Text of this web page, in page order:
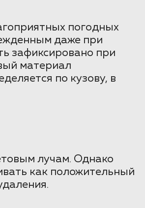
погодных
даже при
зафиксировано при
материал
по кузову, в
лучам. Однако
как положительный